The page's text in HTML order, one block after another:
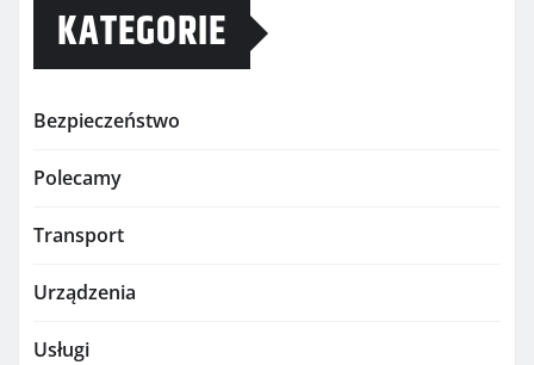
KATEGORIE
Bezpieczeństwo
Polecamy
Transport
Urządzenia
Usługi